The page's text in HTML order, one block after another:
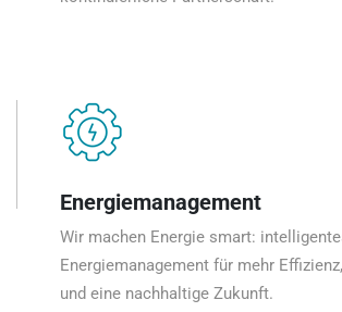
Energiemanagement
Wir machen Energie smart:
Energiemanagement für mehr
und eine nachhaltige Zukunft.